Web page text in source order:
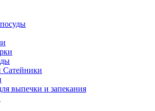
выпечки и запекания